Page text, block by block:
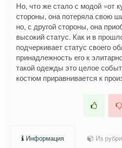
Но, что же стало с модой «от
стороны, она потеряла свою
но, с другой стороны, она
высокий статус. Как и в
подчеркивает статус своего
принадлежность его к
такой одежды это целое
костюм приравнивается к
Информация Из